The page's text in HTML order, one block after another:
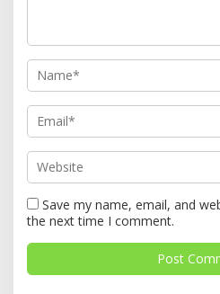
Save my name, email, and
the next time I comment.